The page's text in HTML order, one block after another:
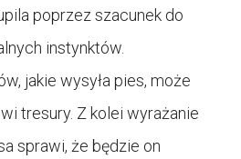
poprzez szacunek do
instynktów.
jakie wysyła pies, może
tresury. Z kolei wyrażanie
sprawi, że będzie on